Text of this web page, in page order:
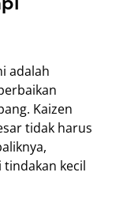
adalah
Kaizen
tidak harus
kecil